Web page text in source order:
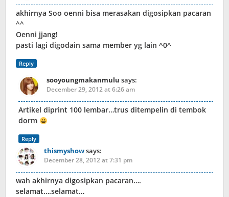
akhirnya Soo oenni bisa merasakan digosipkan pacaran
^^
Oenni jjang!
pasti lagi digodain sama member yg lain ^0^
Reply
sooyoungmakanmulu says:
December 29, 2012 at 6:26 am
Artikel diprint 100 lembar…trus ditempelin di tembok
dorm
Reply
thismyshowsays:
December 28, 2012 at 7:31 pm
wah akhirnya digosipkan pacaran….
selamat….selamat…